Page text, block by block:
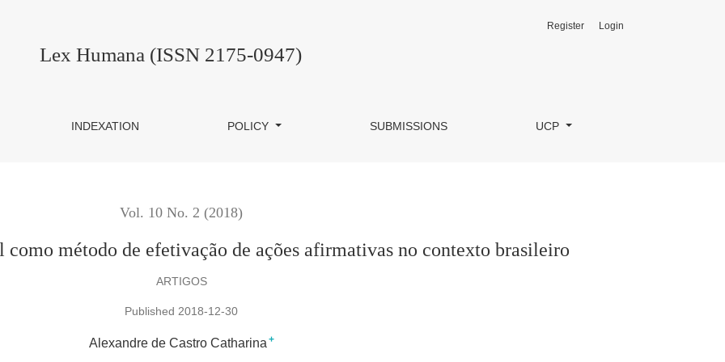
de ações afirmativas no contexto brasileiro
Lex Humana (ISSN 2175-0947)
INDEXATION POLICY SUBMISSIONS UCP
Register Login
Vol. 10 No. 2 (2018)
método de efetivação de ações afirmativas no contexto brasileiro
ARTIGOS
Published 2018-12-30
Alexandre de Castro Catharina +